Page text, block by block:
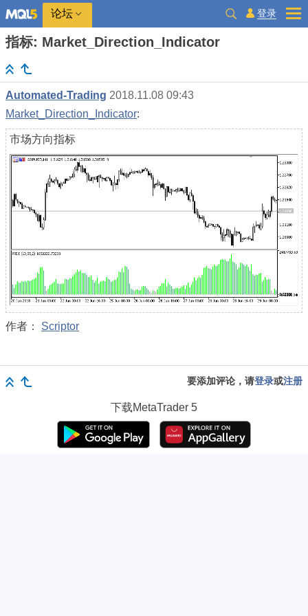
论坛 登录
指标: Market_Direction_Indicator
Automated-Trading 2018.11.08 09:43
Market_Direction_Indicator:
市场方向指标
作者： Scriptor
要添加评论，请登录或注册
下载MetaTrader 5